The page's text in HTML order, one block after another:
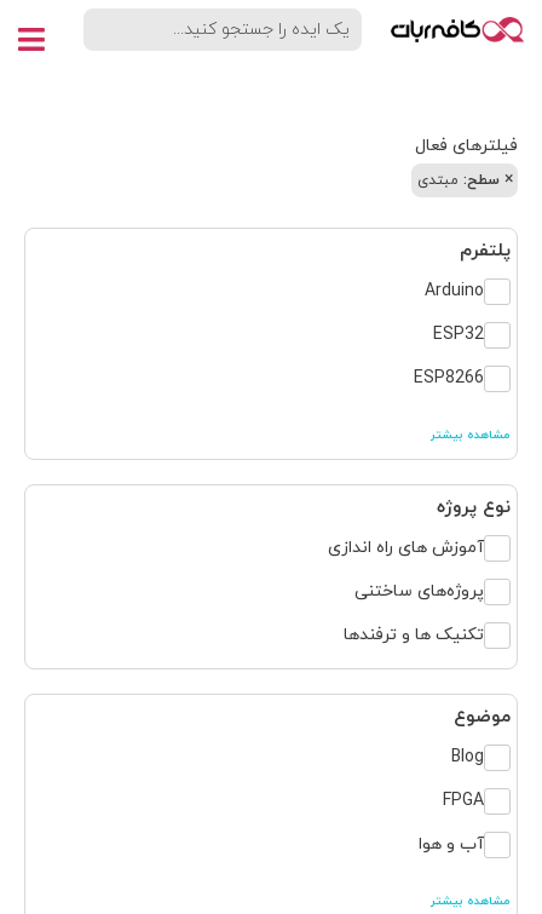
فیلترهای فعال
سطح: مبتدی ×
پلتفرم
Arduino
ESP32
ESP8266
مشاهده بیشتر
نوع پروژه
آموزش های راه اندازی
پروژه‌های ساختنی
تکنیک ها و ترفندها
موضوع
Blog
FPGA
آب و هوا
مشاهده بیشتر